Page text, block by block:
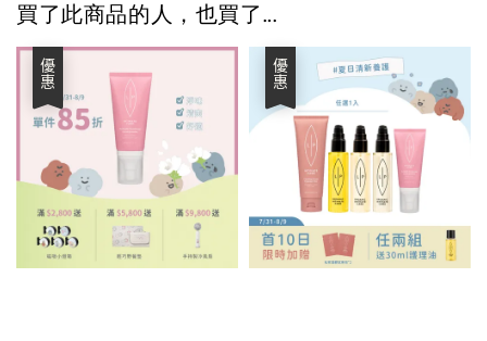
買了此商品的人，也買了...
優惠 優惠